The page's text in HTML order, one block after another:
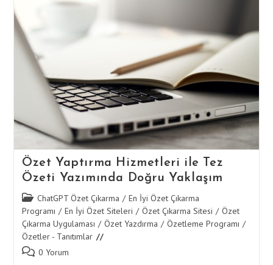
Akademik
Standartlara
Özet Yaptırma Hizmetleri ile Tez
Özeti Yazımında Doğru Yaklaşım
Post
category:
ChatGPT Özet Çıkarma / En İyi Özet Çıkarma
Programı / En İyi Özet Siteleri / Özet Çıkarma Sitesi / Özet
Çıkarma Uygulaması / Özet Yazdırma / Özetleme Programı /
Özetler - Tanıtımlar
Post 0 Yorum